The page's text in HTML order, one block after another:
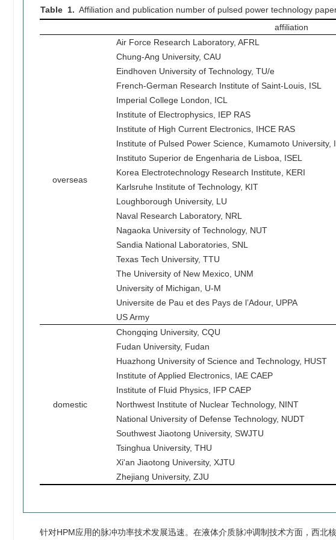
Table 1. Affiliation and publication number of pulsed power technology
affiliation
overseas
Air Force Research Laboratory, AFRL
Chung-Ang University, CAU
Eindhoven University of Technology, TU/e
French-German Research Institute of Saint-Louis, ISL
Imperial College London, ICL
Institute of Electrophysics, IEP RAS
Institute of High Current Electronics, IHCE RAS
Institute of Pulsed Power Science, Kumamoto University,
Instituto Superior de Engenharia de Lisboa, ISEL
Korea Electrotechnology Research Institute, KERI
Karlsruhe Institute of Technology, KIT
Loughborough University, LU
Naval Research Laboratory, NRL
Nagaoka University of Technology, NUT
Sandia National Laboratories, SNL
Texas Tech University, TTU
The University of New Mexico, UNM
University of Michigan, U-M
Universite de Pau et des Pays de l’Adour, UPPA
US Army
domestic
Chongqing University, CQU
Fudan University, Fudan
Huazhong University of Science and Technology, HUST
Institute of Applied Electronics, IAE CAEP
Institute of Fluid Physics, IFP CAEP
Northwest Institute of Nuclear Technology, NINT
National University of Defense Technology, NUDT
Southwest Jiaotong University, SWJTU
Tsinghua University, THU
Xi'an Jiaotong University, XJTU
Zhejiang University, ZJU
针对HPM应用的脉冲功率技术发展迅速。在液体介质脉冲调制技术方面，西